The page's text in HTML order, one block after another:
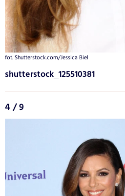
fot. Shutterstock.com/Jessica Biel
shutterstock_125510381
4 / 9